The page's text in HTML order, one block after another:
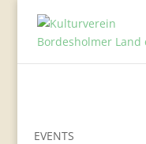
EVENTS